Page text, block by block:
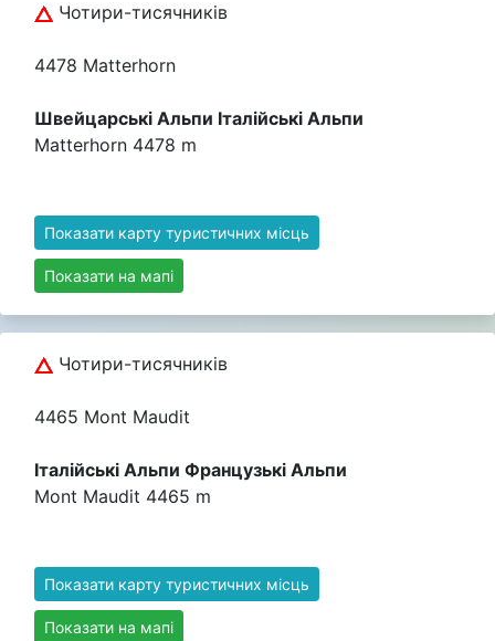
Чотири-тисячників
4478 Matterhorn
Швейцарські Альпи Італійські Альпи
Matterhorn 4478 m
Показати карту туристичних місць
Показати на мапі
Чотири-тисячників
4465 Mont Maudit
Італійські Альпи Французькі Альпи
Mont Maudit 4465 m
Показати карту туристичних місць
Показати на мапі